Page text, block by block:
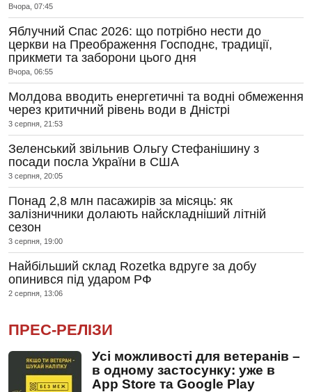
Вчора, 07:45
Яблучний Спас 2026: що потрібно нести до
церкви на Преображення Господнє, традиції,
прикмети та заборони цього дня
Вчора, 06:55
Молдова вводить енергетичні та водні обмеження
через критичний рівень води в Дністрі
3 серпня, 21:53
Зеленський звільнив Ольгу Стефанішину з
посади посла України в США
3 серпня, 20:05
Понад 2,8 млн пасажирів за місяць: як
залізничники долають найскладніший літній
сезон
3 серпня, 19:00
Найбільший склад Rozetka вдруге за добу
опинився під ударом РФ
2 серпня, 13:06
ПРЕС-РЕЛІЗИ
Усі можливості для ветеранів –
в одному застосунку: уже в
App Store та Google Play